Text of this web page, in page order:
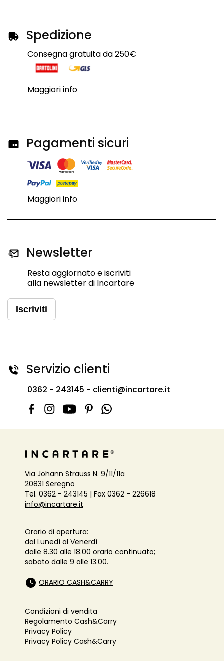
Spedizione
Consegna gratuita da 250€
Maggiori info
Pagamenti sicuri
Maggiori info
Newsletter
Resta aggiornato e iscriviti
alla newsletter di Incartare
Iscriviti
Servizio clienti
0362 - 243145 - clienti@incartare.it
Via Johann Strauss N. 9/11/11a
20831 Seregno
Tel. 0362 - 243145 | Fax 0362 - 226618
info@incartare.it
Orario di apertura:
dal Lunedì al Venerdì
dalle 8.30 alle 18.00 orario continuato;
sabato dalle 9 alle 13.00.
ORARIO CASH&CARRY
Condizioni di vendita
Regolamento Cash&Carry
Privacy Policy
Privacy Policy Cash&Carry